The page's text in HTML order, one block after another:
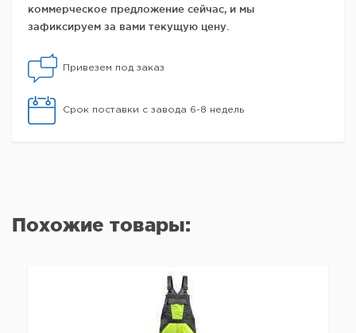
коммерческое предложение сейчас, и мы
зафиксируем за вами текущую цену.
Привезем под заказ
Срок поставки с завода 6-8 недель
Похожие товары: